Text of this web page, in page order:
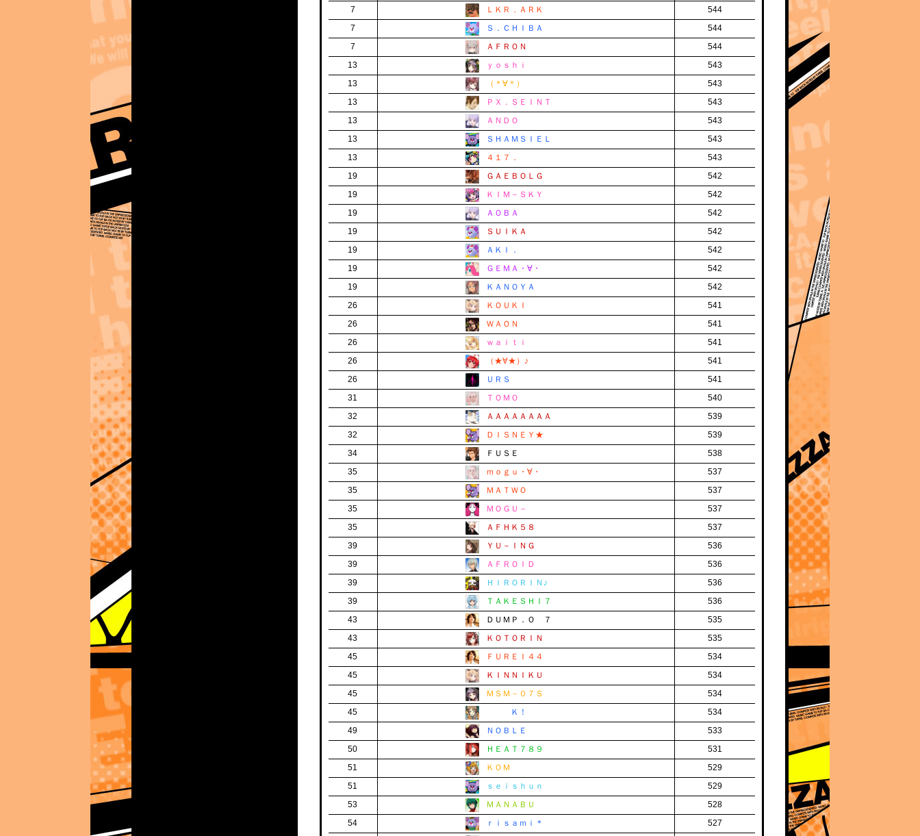
7
ＬＫＲ．ＡＲＫ
544
7
Ｓ．ＣＨＩＢＡ
544
7
ＡＦＲＯＮ
544
13
ｙｏｓｈｉ
543
13
（＊∀＊）
543
13
ＰＸ．ＳＥＩＮＴ
543
13
ＡＮＤＯ
543
13
ＳＨＡＭＳＩＥＬ
543
13
４１７．
543
19
ＧＡＥＢＯＬＧ
542
19
ＫＩＭ－ＳＫＹ
542
19
ＡＯＢＡ
542
19
ＳＵＩＫＡ
542
19
ＡＫＩ．
542
19
ＧＥＭＡ・∀・
542
19
ＫＡＮＯＹＡ
542
26
ＫＯＵＫＩ
541
26
ＷＡＯＮ
541
26
ｗａｉｔｉ
541
26
（★∀★）♪
541
26
ＵＲＳ
541
31
ＴＯＭＯ
540
32
ＡＡＡＡＡＡＡＡ
539
32
ＤＩＳＮＥＹ★
539
34
ＦＵＳＥ
538
35
ｍｏｇｕ・∀・
537
35
ＭＡＴＷＯ
537
35
ＭＯＧＵ－
537
35
ＡＦＨＫ５８
537
39
ＹＵ－ＩＮＧ
536
39
ＡＦＲＯＩＤ
536
39
ＨＩＲＯＲＩＮ♪
536
39
ＴＡＫＥＳＨＩ７
536
43
ＤＵＭＰ．Ｏ ７
535
43
ＫＯＴＯＲＩＮ
535
45
ＦＵＲＥＩ４４
534
45
ＫＩＮＮＩＫＵ
534
45
ＭＳＭ－０７Ｓ
534
45
Ｋ！
534
49
ＮＯＢＬＥ
533
50
ＨＥＡＴ７８９
531
51
ＫＯＭ
529
51
ｓｅｉｓｈｕｎ
529
53
ＭＡＮＡＢＵ
528
54
ｒｉｓａｍｉ＊
527